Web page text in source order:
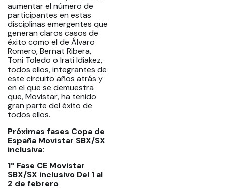
aumentar el número de
participantes en estas
disciplinas emergentes que
generan claros casos de
éxito como el de Álvaro
Romero, Bernat Ribera,
Toni Toledo o Irati Idiakez,
todos ellos, integrantes de
este circuito años atrás y
en el que se demuestra
que, Movistar, ha tenido
gran parte del éxito de
todos ellos.
Próximas fases Copa de
España Movistar SBX/SX
inclusiva:
1ª Fase CE Movistar
SBX/SX inclusivo Del 1 al
2 de febrero